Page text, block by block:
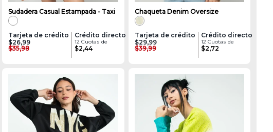
Sudadera Casual Estampada - Taxi
Tarjeta de crédito
$26,99
$35,98
Crédito directo
12 Cuotas de
$2,44
Chaqueta Denim Oversize
Tarjeta de crédito
$29,99
$39,99
Crédito directo
12 Cuotas de
$2,72